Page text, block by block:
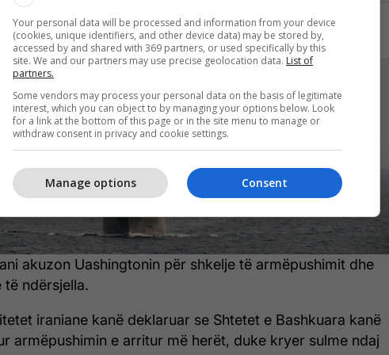
akuzon SHBA-në për shkelje të
akuzon Uashingtonin për shkelje të armëpushimit dhe
të ndërsjella.
iraniane kanë deklaruar se Shtetet e Bashkuara kanë
armëpushimin e arritur më herët, duke kryer sulme ndaj
Your personal data will be processed and information from your device
(cookies, unique identifiers, and other device data) may be stored by,
accessed by and shared with 369 partners, or used specifically by this
site. We and our partners may use precise geolocation data. List of
partners.
Some vendors may process your personal data on the basis of legitimate
interest, which you can object to by managing your options below. Look
for a link at the bottom of this page or in the site menu to manage or
withdraw consent in privacy and cookie settings.
Consent
Manage options